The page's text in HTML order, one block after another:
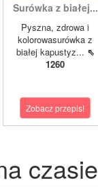
Surówka z białej...
Pyszna, zdrowa i
kolorowasurówka z
białej kapustyz... ⇖
1260
Zobacz przepis!
czasie